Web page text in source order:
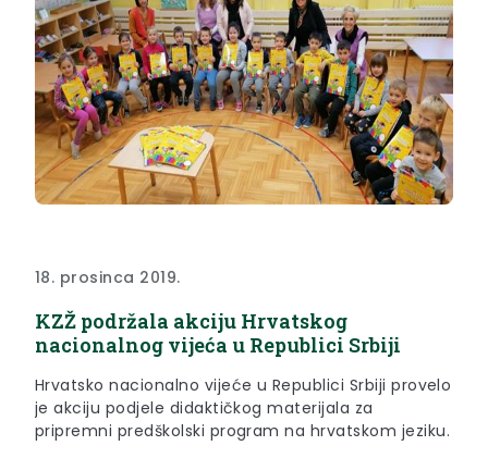
18. prosinca 2019.
KZŽ podržala akciju Hrvatskog
nacionalnog vijeća u Republici Srbiji
Hrvatsko nacionalno vijeće u Republici Srbiji provelo
je akciju podjele didaktičkog materijala za
pripremni predškolski program na hrvatskom jeziku.